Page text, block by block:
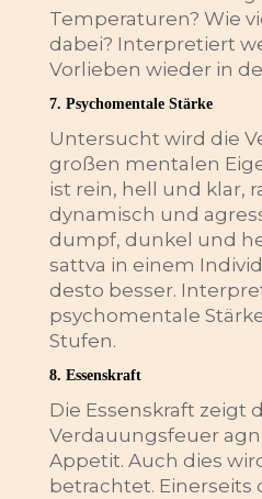
Temperaturen? Wie
dabei? Interpretiert
Vorlieben wieder in
7. Psychomentale Stärke
Untersucht wird die
großen mentalen
ist rein, hell und klar,
dynamisch und
dumpf, dunkel und
sattva in einem
desto besser.
psychomentale
Stufen.
8. Essenskraft
Die Essenskraft zeigt
Verdauungsfeuer
Appetit. Auch dies
betrachtet. Einerseits